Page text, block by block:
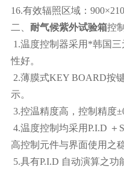
16.有效辐照区域：
二、 耐气候紫外试验箱控
1.温度控制器采用*韩国
性好。
2.薄膜式KEY BOARD按
示。
3.控温精度高，控制精度
4.温度控制均采用P.I.D ＋
高控制元件与界面使用之
5.具有P.I.D 自动演算之